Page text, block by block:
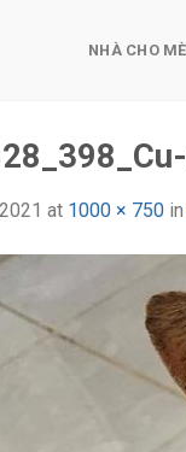
NHÀ CHO
at 1000 × 750 in